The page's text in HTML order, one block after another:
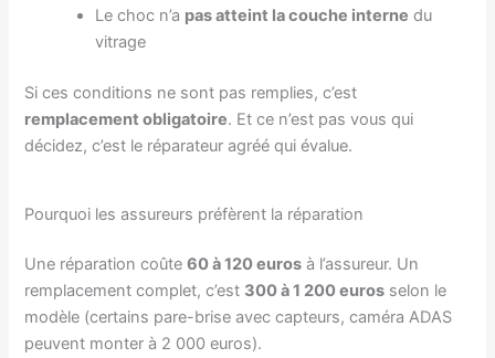
Le choc n’a pas atteint la couche interne du
vitrage
Si ces conditions ne sont pas remplies, c’est
remplacement obligatoire. Et ce n’est pas vous qui
décidez, c’est le réparateur agréé qui évalue.
Pourquoi les assureurs préfèrent la réparation
Une réparation coûte60 à 120 euros à l’assureur. Un
remplacement complet, c’est 300 à 1 200 euros selon le
modèle (certains pare-brise avec capteurs, caméra ADAS
peuvent monter à 2 000 euros).